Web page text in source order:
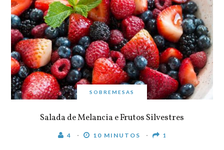
SOBREMESAS
Salada de Melancia e Frutos Silvestres
4 10 MINUTOS 1